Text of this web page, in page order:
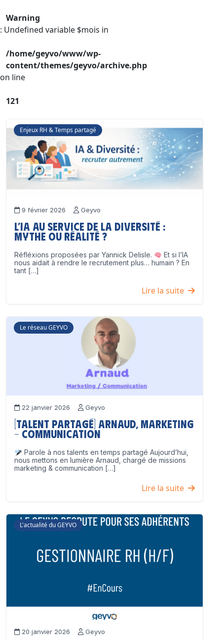
Warning
: Undefined variable $mois in
/home/geyvo/www/wp-
content/themes/geyvo/archive.php
on line
121
Enjeux RH & Temps partagé
9 février 2026 Geyvo
L’IA au service de la diversité :
mythe ou réalité ?
Réfléxions proposées par Yannick Delisle.
Et si l’IA
nous aidait à rendre le recrutement plus… humain ? En
tant […]
Lire la suite
Le réseau GEYVO
22 janvier 2026 Geyvo
[Talent partagé] Arnaud, Marketing
– Communication
Parole à nos talents en temps partagé Aujourd’hui,
nous mettons en lumière Arnaud, chargé de missions
marketing & communication […]
Lire la suite
L'actualité du GEYVO
20 janvier 2026 Geyvo